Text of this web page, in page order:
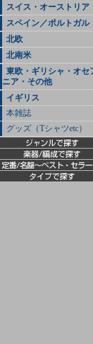
スイス・オーストリア
スペイン／ポルトガル
北欧
北南米
東欧・ギリシャ・オセ
ニア・その他
イギリス
本雑誌
グッズ（Tシャツetc）